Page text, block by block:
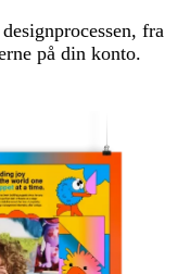
fra
på din konto.